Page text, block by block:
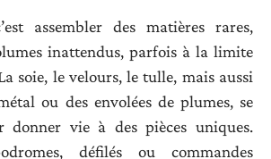
assembler des matières rares,
inattendus, parfois à la limite
soie, le velours, le tulle, mais aussi
ou des envolées de plumes, se
donner vie à des pièces uniques.
défilés ou commandes